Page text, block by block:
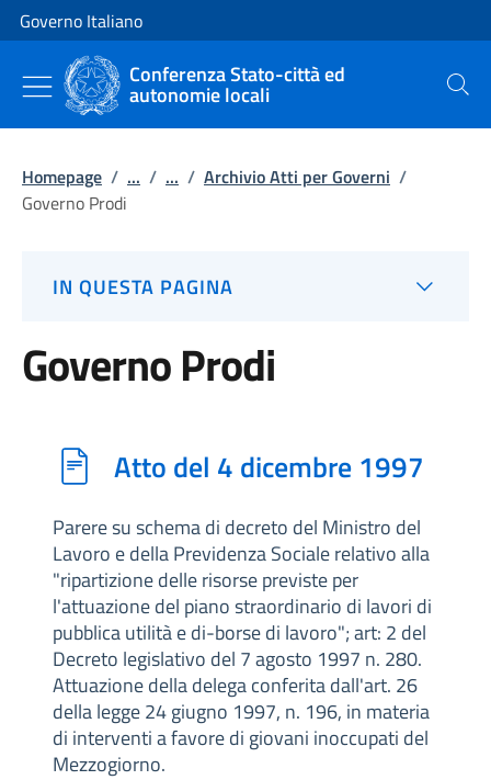
Vai al contenuto
Vai alla navigazione del sito
Governo Italiano
Conferenza Stato-città ed
autonomie locali Cerca
Homepage / ... / ... / Archivio Atti per Governi /
Governo Prodi
IN QUESTA PAGINA
Governo Prodi
Atto del 4 dicembre 1997
Parere su schema di decreto del Ministro del
Lavoro e della Previdenza Sociale relativo alla
"ripartizione delle risorse previste per
l'attuazione del piano straordinario di lavori di
pubblica utilità e di-borse di lavoro"; art: 2 del
Decreto legislativo del 7 agosto 1997 n. 280.
Attuazione della delega conferita dall'art. 26
della legge 24 giugno 1997, n. 196, in materia
di interventi a favore di giovani inoccupati del
Mezzogiorno.